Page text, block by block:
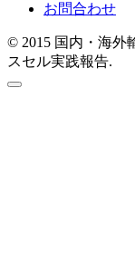
お問合わせ
© 2015 国内・海
スセル実践報告.